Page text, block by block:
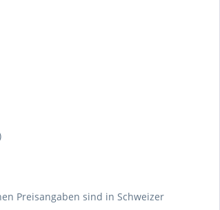
Preisangaben sind in Schweizer